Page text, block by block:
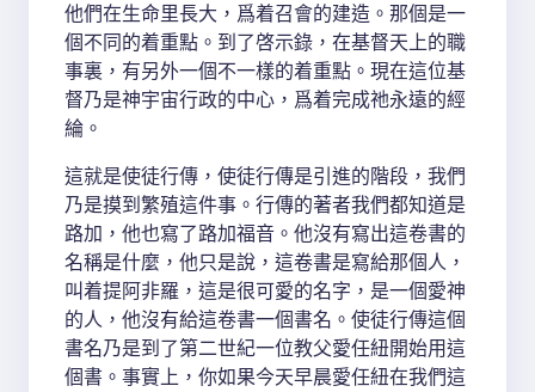
他們在生命里長大，爲着召會的建造。那個是一
個不同的着重點。到了啓示錄，在基督天上的職
事裏，有另外一個不一樣的着重點。現在這位基
督乃是神宇宙行政的中心，爲着完成祂永遠的經
綸。
這就是使徒行傳，使徒行傳是引進的階段，我們
乃是摸到繁殖這件事。行傳的著者我們都知道是
路加，他也寫了路加福音。他沒有寫出這卷書的
名稱是什麼，他只是說，這卷書是寫給那個人，
叫着提阿非羅，這是很可愛的名字，是一個愛神
的人，他沒有給這卷書一個書名。使徒行傳這個
書名乃是到了第二世紀一位教父愛任紐開始用這
個書。事實上，你如果今天早晨愛任紐在我們這